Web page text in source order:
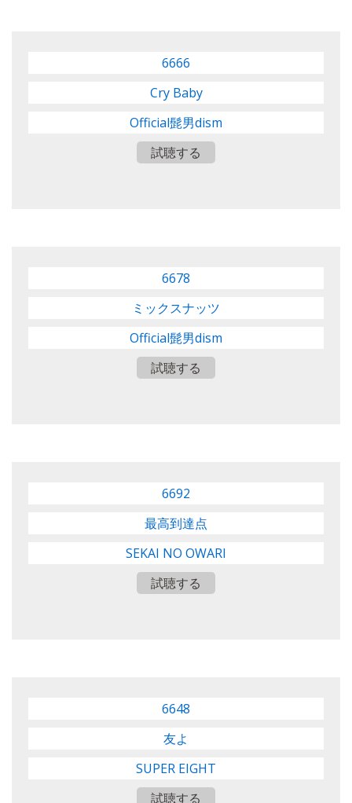
6666
Cry Baby
Official髭男dism
試聴する
6678
ミックスナッツ
Official髭男dism
試聴する
6692
最高到達点
SEKAI NO OWARI
試聴する
6648
友よ
SUPER EIGHT
試聴する